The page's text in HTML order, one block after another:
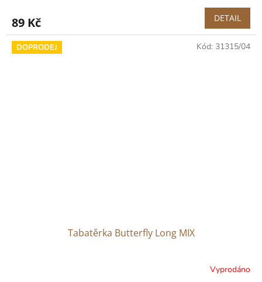
89 Kč DETAIL
DOPRODEJ
Tabatěrka Butterfly Long MIX
Vyprodáno
Kód: 31315/04